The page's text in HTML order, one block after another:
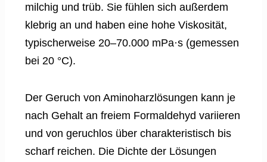
milchig und trüb. Sie fühlen sich außerdem
klebrig an und haben eine hohe Viskosität,
typischerweise 20–70.000 mPa·s (gemessen
bei 20 °C).
Der Geruch von Aminoharzlösungen kann je
nach Gehalt an freiem Formaldehyd variieren
und von geruchlos über charakteristisch bis
scharf reichen. Die Dichte der Lösungen